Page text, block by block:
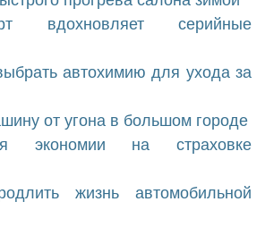
вдохновляет серийные
автохимию для ухода за
от угона в большом городе
экономии на страховке
жизнь автомобильной